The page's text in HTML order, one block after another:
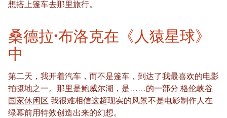
想搭上篷车去那里旅行。
桑德拉·布洛克在《人猿星球》
中
第二天，我开着汽车，而不是篷车，到达了我最喜欢的电影
拍摄地之一。那里是鲍威尔湖，是……的一部分 格伦峡谷
国家休闲区 我很难相信这超现实的风景不是电影制作人在
绿幕前用特效创造出来的幻想。